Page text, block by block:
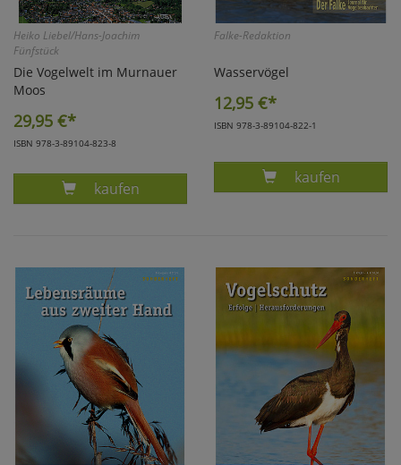
Heiko Liebel/Hans-Joachim
Fünfstück
Die Vogelwelt im Murnauer
Moos
29,95 €*
ISBN 978-3-89104-823-8
Produkt LIEBEL/FÜNFSTÜCK, DIE
kaufen
Falke-Redaktion
Wasservögel
12,95 €*
ISBN 978-3-89104-822-1
Produkt DER
kaufen